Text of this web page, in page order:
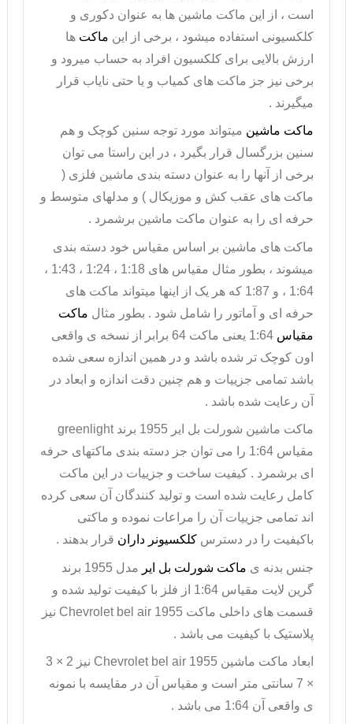
است ، از این ماکت ماشین ها به عنوان دکوری و
کلکسیونی استفاده میشود ، برخی از این ماکت ها
ارزش بالایی برای کلکسیون افراد به حساب میرود و
برخی نیز جز ماکت های کمیاب و یا حتی نایاب قرار
میگیرند .
ماکت ماشین میتواند مورد توجه سنین کوچک و هم
سنین بزرگسال قرار بگیرد ، در این راستا می توان
برخی از آنها را به عنوان دسته بندی ماشین فلزی (
ماکت های عقب کش و موزیکال ) و مدلهای متوسط و
حرفه ای را به عنوان ماکت ماشین برشمرد .
ماکت های ماشین بر اساس مقیاس خود دسته بندی
میشوند ، بطور مثال مقیاس های 1:18 ، 1:24 ، 1:43 ،
1:64 ، و 1:87 که هر یک از اینها میتواند ماکت های
حرفه ای و آماتور را شامل شود . بطور مثال ماکت
مقیاس
1:64 یعنی ماکت 64 برابر از نسخه ی واقعی
اون کوچک تر شده باشد و در همین اندازه سعی شده
باشد تمامی جزییات و هم چنین دقت اندازه و ابعاد در
آن رعایت شده باشد .
ماکت ماشین شورلت بل ایر
greenlight
مقیاس 1:64 را می توان جز دسته بندی ماکتهای حرفه
ای برشمرد . کیفیت ساخت و جزییات در این ماکت
کامل رعایت شده است و تولید کنندگان آن سعی کرده
اند تمامی جزییات آن را مراعات نموده و ماکتی
باکیفیت را در دسترس کلکسیونر داران قرار بدهند .
جنس بدنه ی ماکت شورلت بل ایر
مدل 1955 برند
گرین لایت مقیاس 1:64 از فلز با کیفیت تولید شده و
قسمت های داخلی ماکت Chevrolet bel air 1955 نیز
پلاستیک با کیفیت می باشد .
ابعاد ماکت ماشین Chevrolet bel air 1955
نیز 2 × 3
× 7 سانتی متر است و مقیاس آن در مقایسه با نمونه
ی واقعی آن 1:64 می باشد .